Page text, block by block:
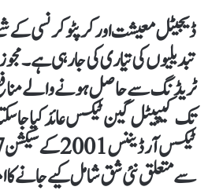
ڈیجیٹل معیشت اور کرپٹو کرنسی کے
تبدیلیوں کی تیاری کی جا رہی ہے۔
تک کیپیٹل گین ٹیکس عائد کیا جا
سے متعلق نئی شق شامل کیے جانے